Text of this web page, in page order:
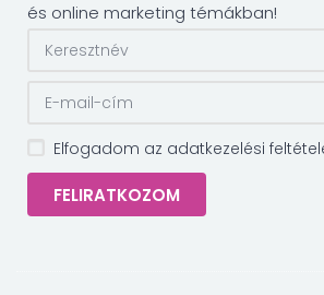
és online marketing témákban!
Elfogadom az adatkezelési
FELIRATKOZOM